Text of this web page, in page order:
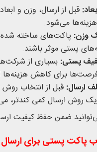
قبل از ارسال، وزن و
هزینه‌ها می‌شود.
وزن: پاکت‌های ساخته شده
پستی موثر باشند.
پستی: بسیاری از
برای کاهش هزینه‌ها
ارسال: قبل از انتخاب
روش ارسال کمی کندتر،
ضمن حفظ کیفیت
پاکت پستی برای